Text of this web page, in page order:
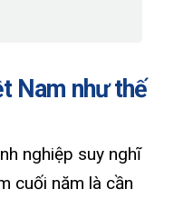
Nam như thế
nghiệp suy nghĩ
cuối năm là cần